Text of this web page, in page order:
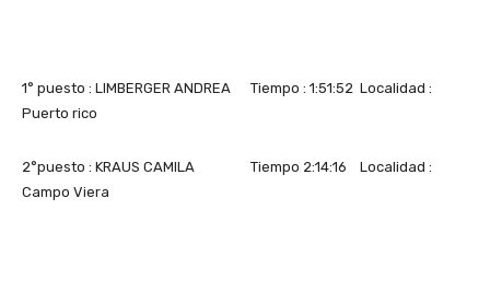
1° puesto : LIMBERGER ANDREA Tiempo : 1:51:52 Localidad :
Puerto rico
2°puesto : KRAUS CAMILA Tiempo 2:14:16 Localidad :
Campo Viera